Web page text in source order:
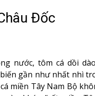
Đốc
nước, tôm cá dồi
gần như nhất nhì
miền Tây Nam Bộ